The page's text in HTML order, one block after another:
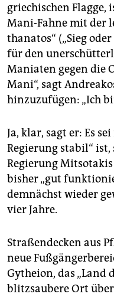
griechischen Flagge,
Mani-Fahne mit der
thanatos“ („Sieg
für den
Maniaten gegen die
Mani“, sagt
hinzuzufügen: „Ich
Ja, klar, sagt er: Es
Regierung stabil“
Regierung
bisher „gut
demnächst wieder
vier Jahre.
Straßendecken aus
neue
Gytheion, das „Land
blitzsaubere Ort